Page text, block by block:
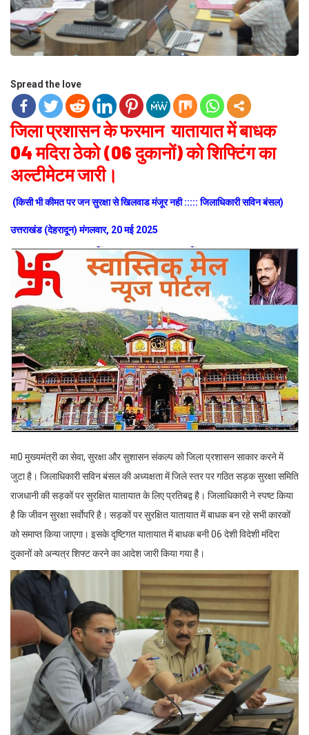
Spread the love
जिला प्रशासन के फरमान यातायात में बाधक
04 मदिरा ठेको (06 दुकानों) को शिफ्टिंग का
अल्टीमेटम जारी।
(किसी भी कीमत पर जन सुरक्षा से खिलवाड मंजूर नही ::::: जिलाधिकारी सविन बंसल)
उत्तराखंड (देहरादून) मंगलवार, 20 मई 2025
मा0 मुख्यमंत्री का सेवा, सुरक्षा और सुशासन संकल्प को जिला प्रशासन साकार करने में
जुटा है। जिलाधिकारी सविन बंसल की अध्यक्षता में जिले स्तर पर गठित सड़क सुरक्षा समिति
राजधानी की सड़कों पर सुरक्षित यातायात के लिए प्रतिबद्व है। जिलाधिकारी ने स्पष्ट किया
है कि जीवन सुरक्षा सर्वाेपरि है। सड़कों पर सुरक्षित यातायात में बाधक बन रहे सभी कारकों
को समाप्त किया जाएगा। इसके दृष्टिगत यातायात में बाधक बनी 06 देशी विदेशी मंदिरा
दुकानों को अन्यत्र शिफ्ट करने का आदेश जारी किया गया है।